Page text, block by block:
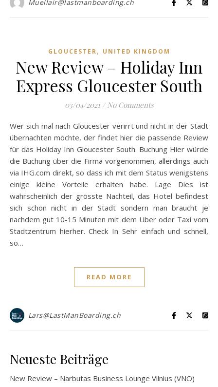
Muellair@lastmanboarding.ch
GLOUCESTER, UNITED KINGDOM
New Review – Holiday Inn
Express Gloucester South
03/04/2021 / No Comments
Wer sich mal nach Gloucester verirrt und nicht in der Stadt
übernachten möchte, der findet hier die passende Review
für das Holiday Inn Gloucester South. Buchung Hier würde
die Buchung über die Firma vorgenommen, allerdings auch
via IHG.com direkt, so dass ich mit dem Status wenigstens
einige kleine Vorteile erhalten habe. Lage Dies ist
wahrscheinlich der grösste Nachteil, das Hotel befindest
sich schon nicht in der Stadt sondern man braucht je
nachdem gut 10-15 Minuten mit dem Uber oder Taxi vom
Stadtzentrum hierher. Check In Sehr einfach und schnell,
so…
READ MORE
Lars@LastManBoarding.ch
Neueste Beiträge
New Review – Narbutas Business Lounge Vilnius (VNO)